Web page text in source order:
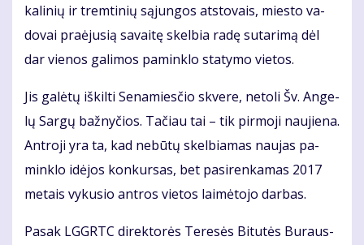
ka­li­nių ir trem­ti­nių są­jun­gos at­sto­vais, mies­to va­
do­vai pra­ėju­sią sa­vai­tę skel­bia ra­dę su­ta­ri­mą dėl
dar vie­nos ga­li­mos pa­min­klo sta­ty­mo vie­tos.
Jis ga­lė­tų iš­kil­ti Se­na­mies­čio skve­re, ne­to­li Šv. An­ge­
lų Sar­gų baž­ny­čios. Ta­čiau tai – tik pir­mo­ji nau­jie­na.
Ant­ro­ji yra ta, kad ne­bū­tų skel­bia­mas nau­jas pa­
min­klo idė­jos kon­kur­sas, bet pa­si­ren­ka­mas 2017
me­tais vy­ku­sio ant­ros vie­tos lai­mė­to­jo dar­bas.
Pa­sak LGGRTC di­rek­to­rės Te­re­sės Bi­tu­tės Bu­raus­